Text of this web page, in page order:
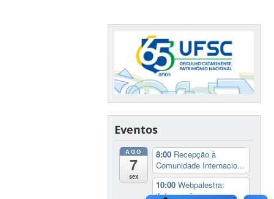
Eventos
AGO
7
sex
8:00 Recepção à
Comunidade Internacio...
10:00Webpalestra:
‘Informações essenc...